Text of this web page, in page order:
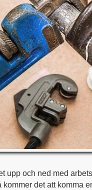
upp och ned med
det att komma